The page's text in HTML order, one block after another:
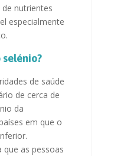
nutrientes
especialmente
de saúde
de cerca de
da
em que o
que as pessoas